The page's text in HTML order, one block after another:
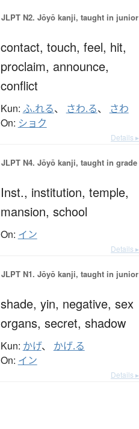
JLPT N2. Jōyō kanji, taught in junior
contact, touch, feel, hit,
proclaim, announce,
conflict
Kun: ふ.れる、 さわ.る、 さわ
On: ショク
Details ▸
JLPT N4. Jōyō kanji, taught in grade
Inst., institution, temple,
mansion, school
On: イン
Details ▸
JLPT N1. Jōyō kanji, taught in junior
shade, yin, negative, sex
organs, secret, shadow
Kun: かげ、 かげ.る
On: イン
Details ▸